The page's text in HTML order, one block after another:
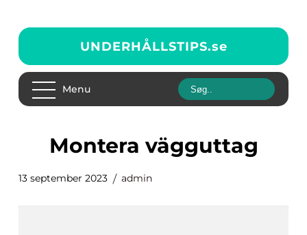
UNDERHÅLLSTIPS.se
Menu
montera vägguttag
13 september 2023 admin